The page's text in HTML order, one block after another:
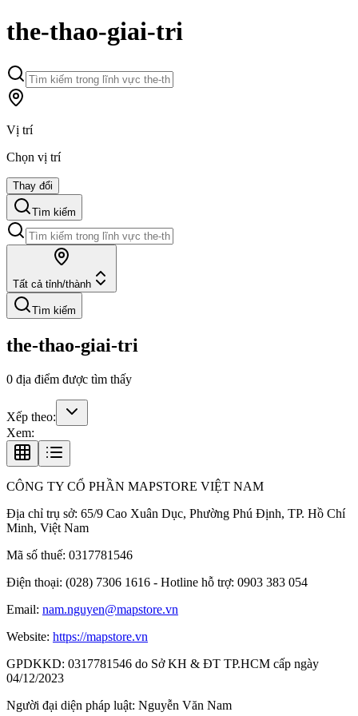
the-thao-giai-tri
Vị trí
Chọn vị trí
Thay đổi
Tìm kiếm
Tất cả tỉnh/thành
Tìm kiếm
the-thao-giai-tri
0 địa điểm được tìm thấy
Xếp theo:
Xem:
CÔNG TY CỔ PHẦN MAPSTORE VIỆT NAM
Địa chỉ trụ sở: 65/9 Cao Xuân Dục, Phường Phú Định, TP. Hồ Chí
Minh, Việt Nam
Mã số thuế: 0317781546
Điện thoại: (028) 7306 1616 - Hotline hỗ trợ: 0903 383 054
Email: nam.nguyen@mapstore.vn
Website: https://mapstore.vn
GPDKKD: 0317781546 do Sở KH & ĐT TP.HCM cấp ngày
04/12/2023
Người đại diện pháp luật: Nguyễn Văn Nam